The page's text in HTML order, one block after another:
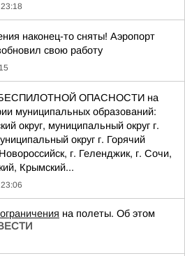
наконец-то сняты! Аэропорт
свою работу
ОПАСНОСТИ на
муниципальных образований:
округ, муниципальный округ г.
округ г. Горячий
г. Геленджик, г. Сочи,
Крымский...
ограничения на полеты. Об этом